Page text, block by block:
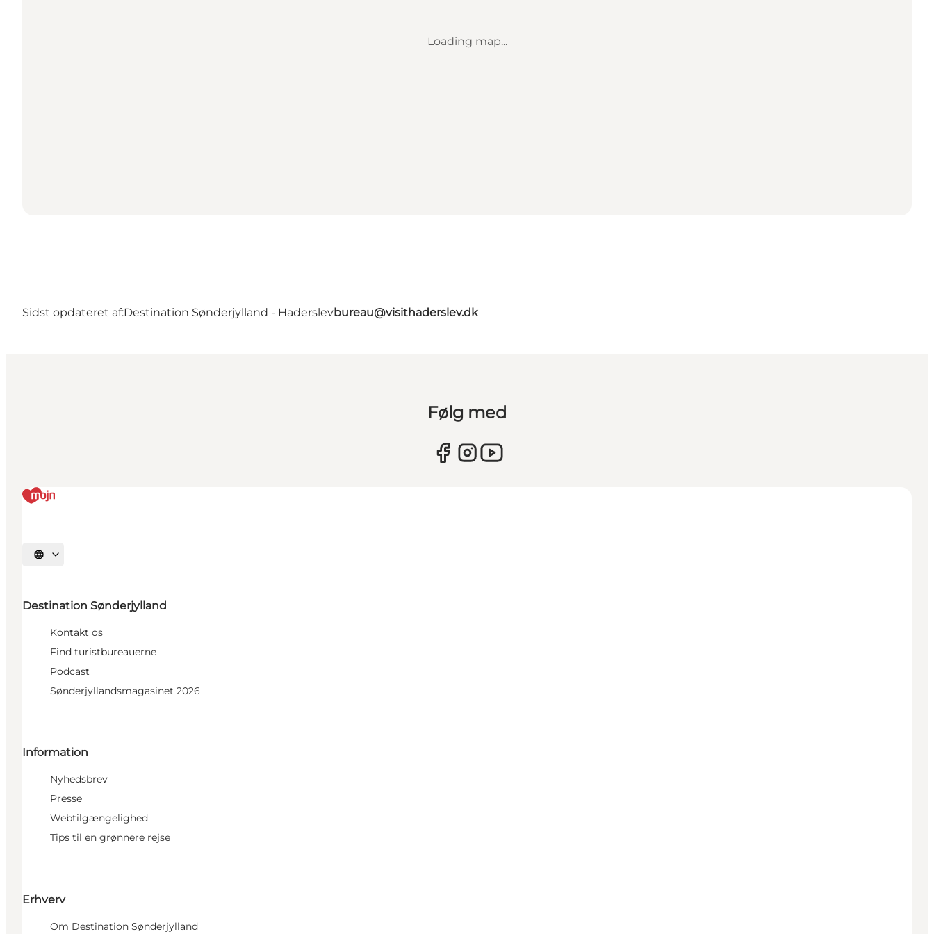
Loading map...
Sidst opdateret af:Destination Sønderjylland - Haderslevbureau@visithaderslev.dk
Følg med
Vælg sprog
Destination Sønderjylland
Kontakt os
Find turistbureauerne
Podcast
Sønderjyllandsmagasinet 2026
Information
Nyhedsbrev
Presse
Webtilgængelighed
Tips til en grønnere rejse
Erhverv
Om Destination Sønderjylland